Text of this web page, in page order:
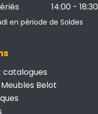
14:00 - 18:30
en période de Soldes
catalogues
Belot